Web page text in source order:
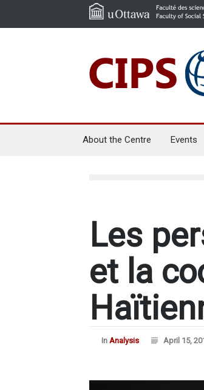
About the Centre Events
Les
et la
In Analysis April 15,